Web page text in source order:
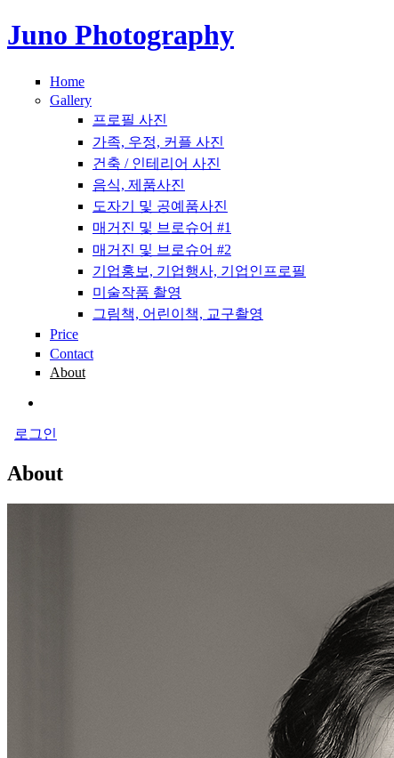
주요 콘텐츠로 건너뛰기
Juno Photography
Home
Gallery
프로필 사진
가족, 우정, 커플 사진
건축 / 인테리어 사진
음식, 제품사진
도자기 및 공예품사진
매거진 및 브로슈어 #1
매거진 및 브로슈어 #2
기업홍보, 기업행사, 기업인프로필
미술작품 촬영
그림책, 어린이책, 교구촬영
Price
Contact
About
로그인
About